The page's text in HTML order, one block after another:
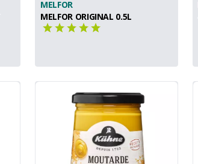
MELFOR
MELFOR ORIGINAL 0.5L